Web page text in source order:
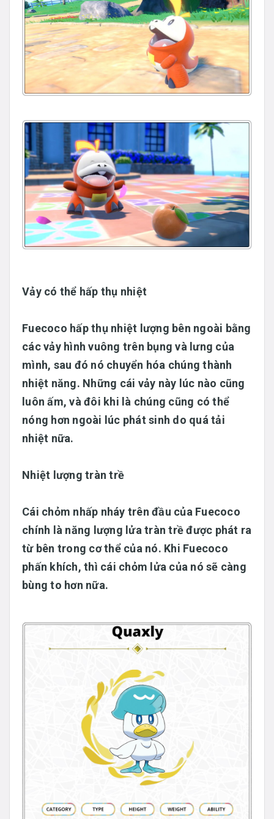
Vảy có thể hấp thụ nhiệt
Fuecoco hấp thụ nhiệt lượng bên ngoài bằng
các vảy hình vuông trên bụng và lưng của
mình, sau đó nó chuyển hóa chúng thành
nhiệt năng. Những cái vảy này lúc nào cũng
luôn ấm, và đôi khi là chúng cũng có thể
nóng hơn ngoài lúc phát sinh do quá tải
nhiệt nữa.
Nhiệt lượng tràn trề
Cái chỏm nhấp nháy trên đầu của Fuecoco
chính là năng lượng lửa tràn trề được phát ra
từ bên trong cơ thể của nó. Khi Fuecoco
phấn khích, thì cái chỏm lửa của nó sẽ càng
bùng to hơn nữa.